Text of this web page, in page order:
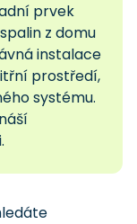
prvek
z domu
instalace
prostředí,
systému.